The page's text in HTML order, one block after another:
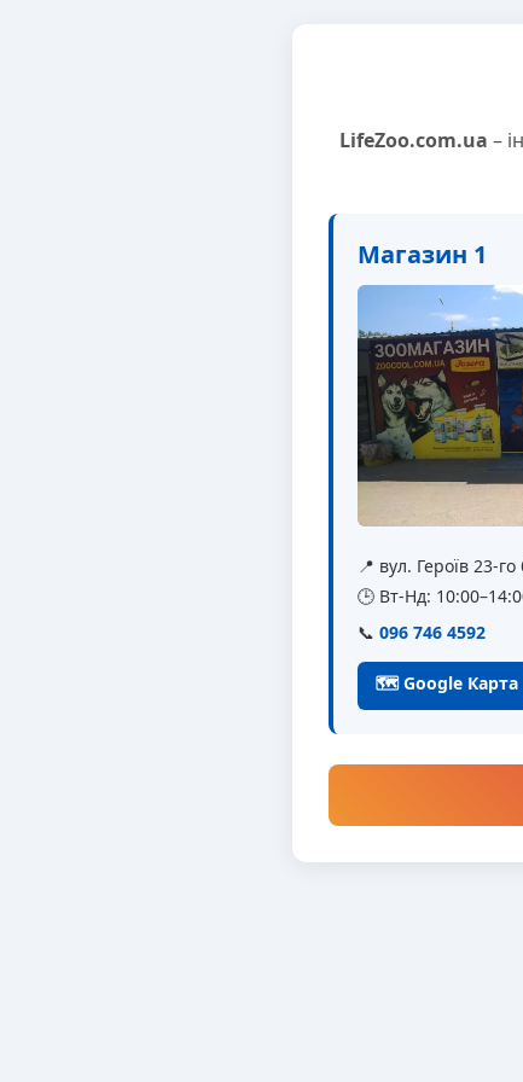
LifeZoo.com.ua –
Магазин 1
📍 вул. Героїв 23-
🕒 Вт-Нд:
📞 096 746 4592
🗺 Google Карта